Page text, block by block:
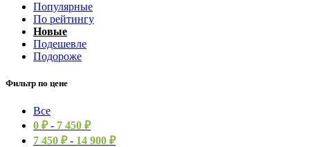
Популярные
По рейтингу
Новые
Подешевле
Подороже
Фильтр по цене
Все
0 ₽- 7 450 ₽
7 450 ₽- 14 900 ₽